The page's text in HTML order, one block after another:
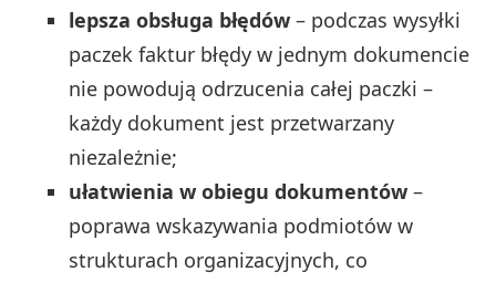
lepsza obsługa błędów – podczas wysyłki
paczek faktur błędy w jednym dokumencie
nie powodują odrzucenia całej paczki –
każdy dokument jest przetwarzany
niezależnie;
ułatwienia w obiegu dokumentów –
poprawa wskazywania podmiotów w
strukturach organizacyjnych, co